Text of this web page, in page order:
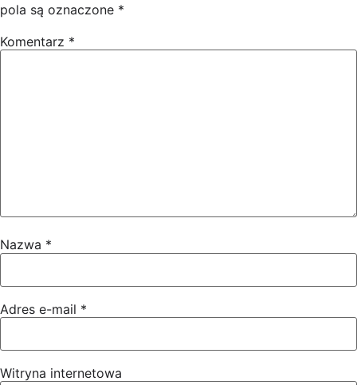
pola są oznaczone *
Komentarz *
Nazwa *
Adres e-mail *
Witryna internetowa